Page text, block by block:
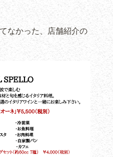
なかった、店舗紹介の